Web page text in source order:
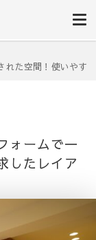
ス
れた空間！使いやす
ォームで一
したレイア